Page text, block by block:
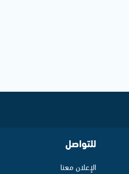
للتواصل
الإعلان معنا